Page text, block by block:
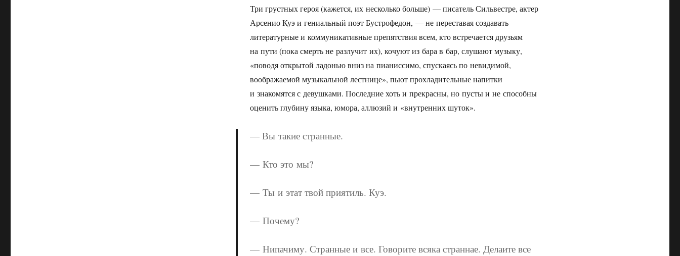
Три грустных героя (кажется, их несколько больше) — писатель Сильвестре, актер
Арсенио Куэ и гениальный поэт Бустрофедон, — не переставая создавать
литературные и коммуникативные препятствия всем, кто встречается друзьям
на пути (пока смерть не разлучит их), кочуют из бара в бар, слушают музыку,
«поводя открытой ладонью вниз на пианиссимо, спускаясь по невидимой,
воображаемой музыкальной лестнице», пьют прохладительные напитки
и знакомятся с девушками. Последние хоть и прекрасны, но пусты и не способны
оценить глубину языка, юмора, аллюзий и «внутренних шуток».
— Вы такие странные.
— Кто это мы?
— Ты и этат твой приятиль. Куэ.
— Почему?
— Нипачиму. Странные и все. Говорите всяка страннае. Делаите все